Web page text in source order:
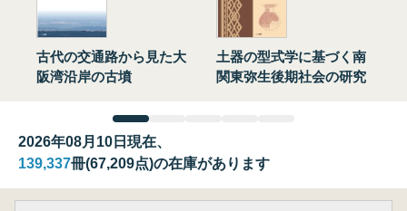
古代の交通路から見た大
阪湾沿岸の古墳
土器の型式学に基づく南
関東弥生後期社会の研究
2026年08月10日現在、
139,337冊(67,209点)の在庫があります